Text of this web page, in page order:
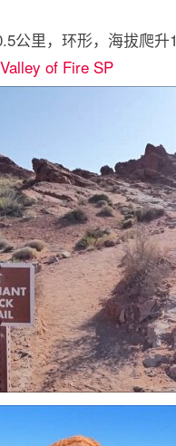
公里，环形，海拔爬升
of Fire SP